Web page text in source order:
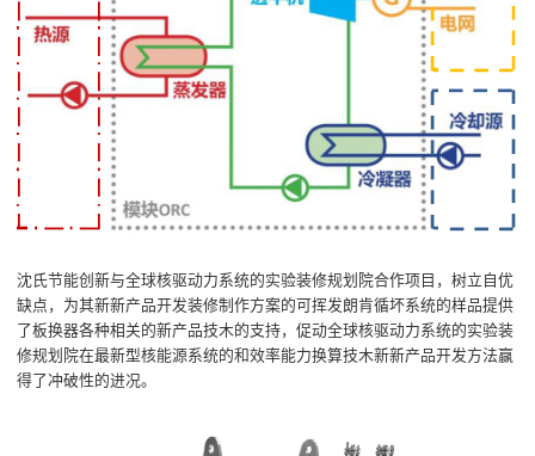
沈氏节能创新与全球核驱动力系统的实验装修规划院合作项目，树立自优
缺点，为其新新产品开发装修制作方案的可挥发朗肯循坏系统的样品提供
了板换器各种相关的新产品技木的支持，促动全球核驱动力系统的实验装
修规划院在最新型核能源系统的和效率能力换算技木新新产品开发方法赢
得了冲破性的进况。